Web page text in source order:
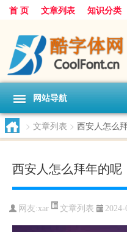
首 页 文章列表 知识分类
网站导航
> 文章列表 > 西安人怎么
西安人怎么拜年的呢
网友:xar 文章列表 2024-